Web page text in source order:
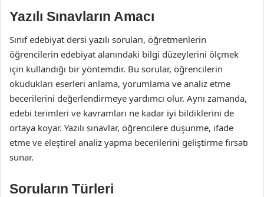
Yazılı Sınavların Amacı
Sınıf edebiyat dersi yazılı soruları, öğretmenlerin
öğrencilerin edebiyat alanındaki bilgi düzeylerini ölçmek
için kullandığı bir yöntemdir. Bu sorular, öğrencilerin
okudukları eserleri anlama, yorumlama ve analiz etme
becerilerini değerlendirmeye yardımcı olur. Aynı zamanda,
edebi terimleri ve kavramları ne kadar iyi bildiklerini de
ortaya koyar. Yazılı sınavlar, öğrencilere düşünme, ifade
etme ve eleştirel analiz yapma becerilerini geliştirme fırsatı
sunar.
Soruların Türleri